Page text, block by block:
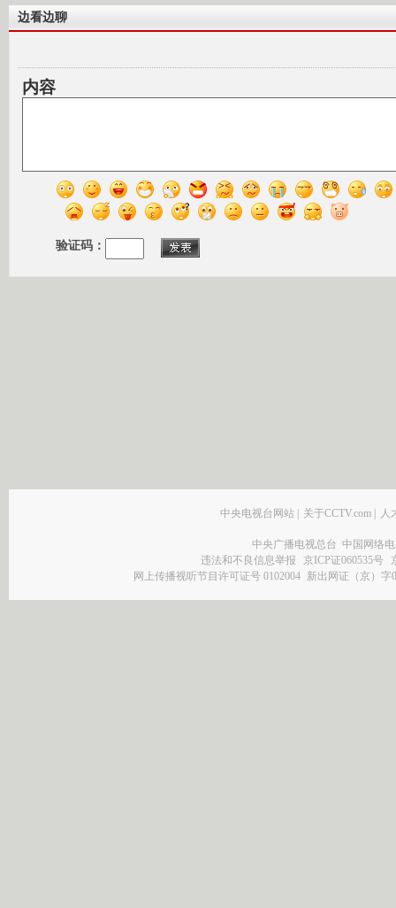
边看边聊
内容
验证码：
中央电视台网站 | 关于CCTV.com | 人
中央广播电视总台 中国网络
违法和不良信息举报
京ICP证060535号
网上传播视听节目许可证号 0102004 新出网证（京）